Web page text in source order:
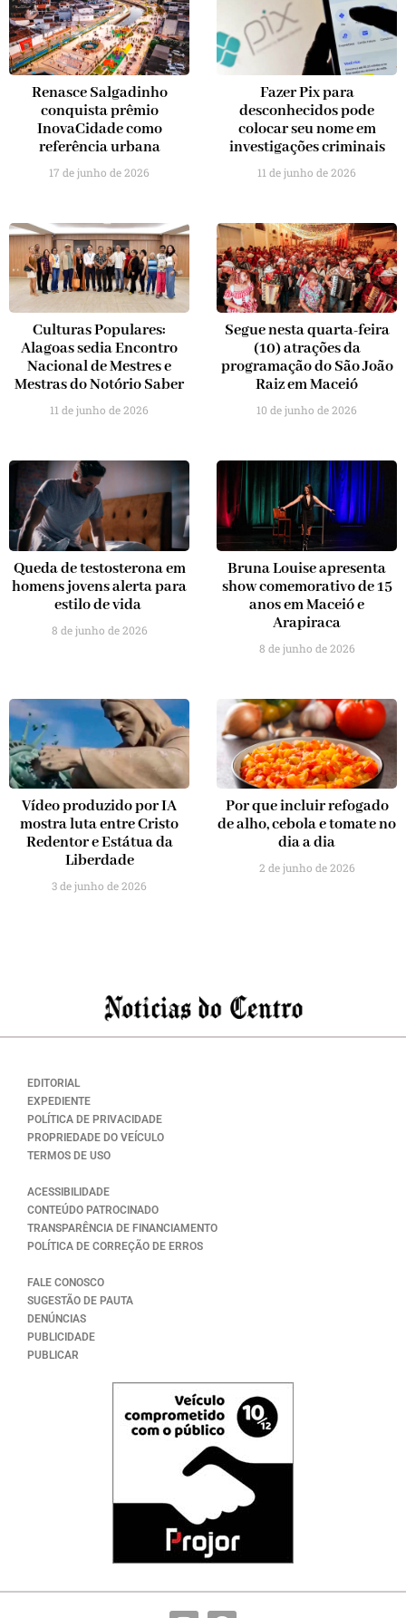
Renasce Salgadinho
conquista prêmio
InovaCidade como
referência urbana
17 de junho de 2026
Fazer Pix para
desconhecidos pode
colocar seu nome em
investigações criminais
11 de junho de 2026
Culturas Populares:
Alagoas sedia Encontro
Nacional de Mestres e
Mestras do Notório Saber
11 de junho de 2026
Segue nesta quarta-feira
(10) atrações da
programação do São João
Raiz em Maceió
10 de junho de 2026
Queda de testosterona em
homens jovens alerta para
estilo de vida
8 de junho de 2026
Bruna Louise apresenta
show comemorativo de 15
anos em Maceió e
Arapiraca
8 de junho de 2026
Vídeo produzido por IA
mostra luta entre Cristo
Redentor e Estátua da
Liberdade
3 de junho de 2026
Por que incluir refogado
de alho, cebola e tomate no
dia a dia
2 de junho de 2026
EDITORIAL
EXPEDIENTE
POLÍTICA DE PRIVACIDADE
PROPRIEDADE DO VEÍCULO
TERMOS DE USO
ACESSIBILIDADE
CONTEÚDO PATROCINADO
TRANSPARÊNCIA DE FINANCIAMENTO
POLÍTICA DE CORREÇÃO DE ERROS
FALE CONOSCO
SUGESTÃO DE PAUTA
DENÚNCIAS
PUBLICIDADE
PUBLICAR